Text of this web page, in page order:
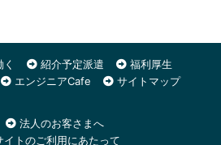
紹介予定派遣
福利厚生
エンジニアCafe
サイトマップ
法人のお客さまへ
イトのご利用にあたって